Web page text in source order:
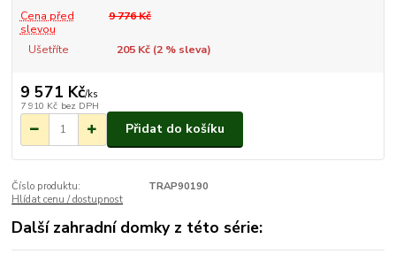
Cena před
slevou
9 776 Kč
Ušetříte 205 Kč (2% sleva)
9 571 Kč/ks
7 910 Kč bez DPH
Přidat do košíku
Číslo produktu:
TRAP90190
Hlídat cenu / dostupnost
Další zahradní domky z této série: